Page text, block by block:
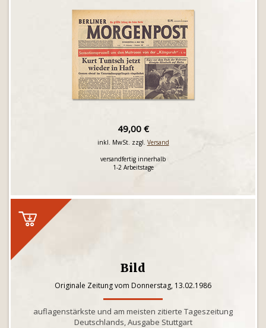
49,00 €
inkl. MwSt. zzgl. Versand
versandfertig innerhalb
1-2 Arbeitstage
Bild
Originale Zeitung vom Donnerstag, 13.02.1986
auflagenstärkste und am meisten zitierte Tageszeitung
Deutschlands, Ausgabe Stuttgart